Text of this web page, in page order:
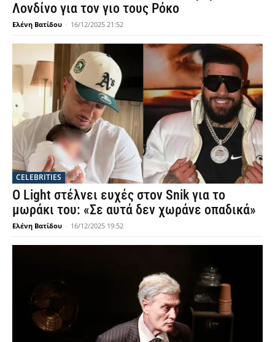
Λονδίνο για τον γιο τους Ρόκο
Ελένη Βατίδου - 16/12/2025 21:52
CELEBRITIES
Ο Light στέλνει ευχές στον Snik για το
μωράκι του: «Σε αυτά δεν χωράνε οπαδικά»
Ελένη Βατίδου - 16/12/2025 19:52